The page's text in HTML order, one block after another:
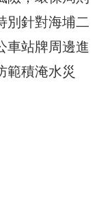
別針對海埔二
車站牌周邊進
範積淹水災